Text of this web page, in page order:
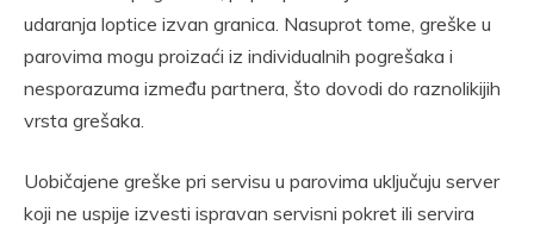
udaranja loptice izvan granica. Nasuprot tome, greške u
parovima mogu proizaći iz individualnih pogrešaka i
nesporazuma između partnera, što dovodi do raznolikijih
vrsta grešaka.
Uobičajene greške pri servisu u parovima uključuju server
koji ne uspije izvesti ispravan servisni pokret ili servira